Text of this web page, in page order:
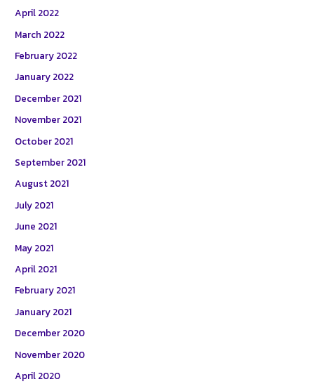
April 2022
March 2022
February 2022
January 2022
December 2021
November 2021
October 2021
September 2021
August 2021
July 2021
June 2021
May 2021
April 2021
February 2021
January 2021
December 2020
November 2020
April 2020